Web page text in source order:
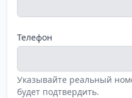
Телефон
Указывайте реальный
будет подтвердить.